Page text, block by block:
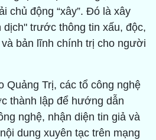
chủ động “xây”. Đó là xây
trước thông tin xấu, độc,
bản lĩnh chính trị cho người
Quảng Trị, các tổ công nghệ
thành lập để hướng dẫn
nghệ, nhận diện tin giả và
dung xuyên tạc trên mạng